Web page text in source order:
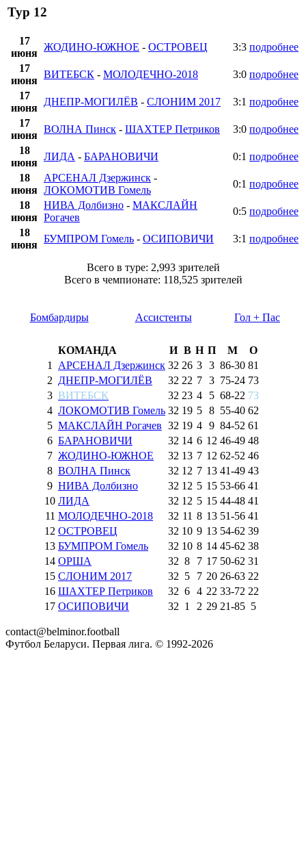
Тур 12
17
июня
ЖОДИНО-ЮЖНОЕ - ОСТРОВЕЦ 3:3 подробнее
17
июня
ВИТЕБСК - МОЛОДЕЧНО-2018 3:0 подробнее
17
июня
ДНЕПР-МОГИЛЁВ - СЛОНИМ 2017 3:1 подробнее
17
июня
ВОЛНА Пинск - ШАХТЕР Петриков 3:0 подробнее
18
июня
ЛИДА - БАРАНОВИЧИ 0:1 подробнее
18
июня
АРСЕНАЛ Дзержинск -
ЛОКОМОТИВ Гомель
0:1 подробнее
18
июня
НИВА Долбизно - МАКСЛАЙН
Рогачев
0:5 подробнее
18
июня
БУМПРОМ Гомель - ОСИПОВИЧИ 3:1 подробнее
Всего в туре: 2,993 зрителей
Всего в чемпионате: 118,525 зрителей
Бомбардиры Ассистенты Гол + Пас
КОМАНДА И В Н П М
О
1
АРСЕНАЛ Дзержинск 32 26 3 3 86-30 81
2 ДНЕПР-МОГИЛЁВ 32 22 7 3 75-24 73
3 ВИТЕБСК 32 23 4 5 68-22 73
4 ЛОКОМОТИВ Гомель 32 19 5 8 55-40 62
5 МАКСЛАЙН Рогачев 32 19 4 9 84-52 61
6 БАРАНОВИЧИ 32 14 6 12 46-49 48
7 ЖОДИНО-ЮЖНОЕ 32 13 7 12 62-52 46
8 ВОЛНА Пинск 32 12 7 13 41-49 43
9 НИВА Долбизно 32 12 5 15 53-66 41
10 ЛИДА 32 12 5 15 44-48 41
11 МОЛОДЕЧНО-2018 32 11 8 13 51-56 41
12 ОСТРОВЕЦ 32 10 9 13 54-62 39
13 БУМПРОМ Гомель 32 10 8 14 45-62 38
14 ОРША 32 8 7 17 50-62 31
15 СЛОНИМ 2017 32 5 7 20 26-63 22
16 ШАХТЕР Петриков 32 6 4 22 33-72 22
17 ОСИПОВИЧИ 32 1 2 29 21-85 5
contact@belminor.football
Футбол Беларуси. Первая лига. © 1992-2026